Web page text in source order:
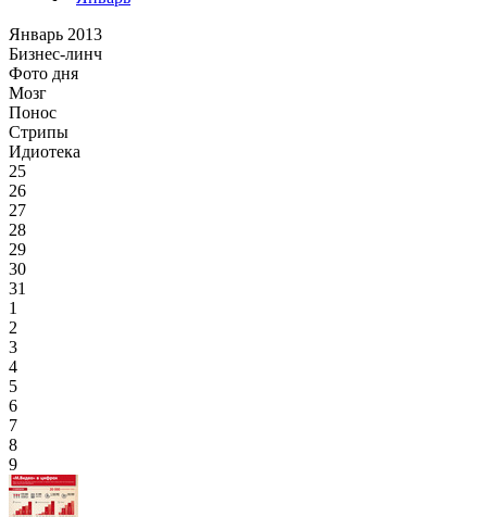
Январь 2013
Бизнес-линч
Фото дня
Мозг
Понос
Стрипы
Идиотека
25
26
27
28
29
30
31
1
2
3
4
5
6
7
8
9